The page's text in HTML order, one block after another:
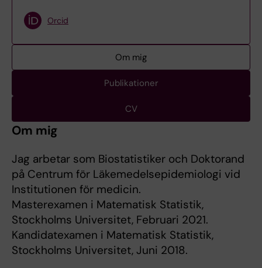
Orcid
Om mig
Publikationer
CV
Om mig
Jag arbetar som Biostatistiker och Doktorand
på Centrum för Läkemedelsepidemiologi vid
Institutionen för medicin.
Masterexamen i Matematisk Statistik,
Stockholms Universitet, Februari 2021.
Kandidatexamen i Matematisk Statistik,
Stockholms Universitet, Juni 2018.